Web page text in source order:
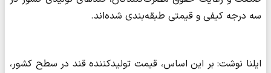
سه درجه کیفی و قیمتی طبقه‌بندی شده‌اند.
ایلنا نوشت: بر این اساس، قیمت تولیدکننده قند در سطح کشور،